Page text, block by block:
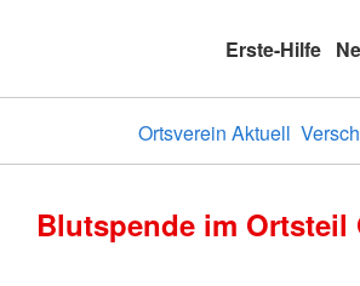
Erste-Hilfe
Ortsverein Aktuell
Blutspende im Ortsteil